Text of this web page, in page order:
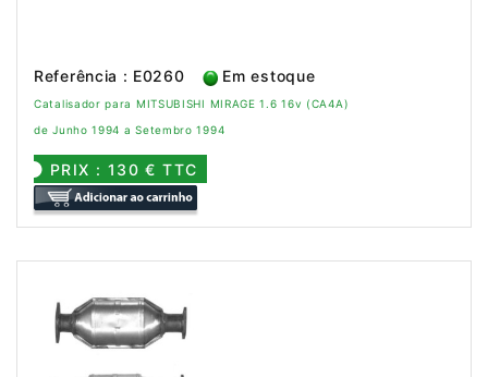
Referência : E0260 Em estoque
Catalisador para MITSUBISHI MIRAGE 1.6 16v (CA4A)
de Junho 1994 a Setembro 1994
PRIX : 130 € TTC